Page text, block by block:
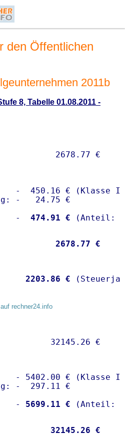
den Öffentlichen
2011b
8, Tabelle 01.08.2011 -
-  450.16 € (Klasse I)
-   24.75 €
-
  474.91 €
2678.77 €
2203.86 €
rechner24.info
- 5402.00 € (Klasse I)
-  297.11 €
-
5699.11 €
32145.26 €